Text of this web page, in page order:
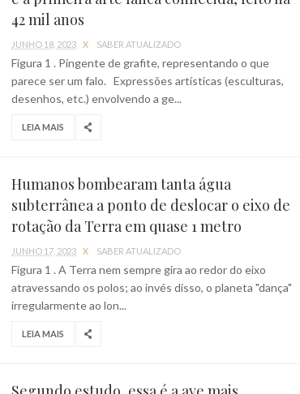
42 mil anos
JUNHO 18, 2023 X SABER ATUALIZADO
Figura 1 . Pingente de grafite, representando o que
parece ser um falo. Expressões artísticas (esculturas,
desenhos, etc.) envolvendo a ge...
LEIA MAIS
Humanos bombearam tanta água
subterrânea a ponto de deslocar o eixo de
rotação da Terra em quase 1 metro
JUNHO 17, 2023 X SABER ATUALIZADO
Figura 1 . A Terra nem sempre gira ao redor do eixo
atravessando os polos; ao invés disso, o planeta "dança"
irregularmente ao lon...
LEIA MAIS